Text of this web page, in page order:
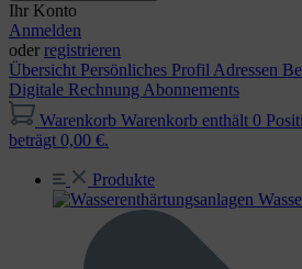
Ihr Konto
Anmelden
oder registrieren
Übersicht Persönliches Profil Adressen
Digitale Rechnung Abonnements
Warenkorb Warenkorb enthält 0
beträgt 0,00 €.
Produkte